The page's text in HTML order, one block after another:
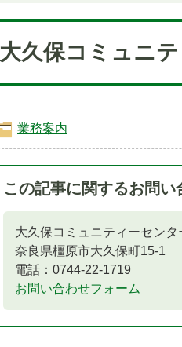
大久保コミュニ
業務案内
この記事に関するお問い
大久保コミュニティーセンタ
奈良県橿原市大久保町15-1
電話：0744-22-1719
お問い合わせフォーム